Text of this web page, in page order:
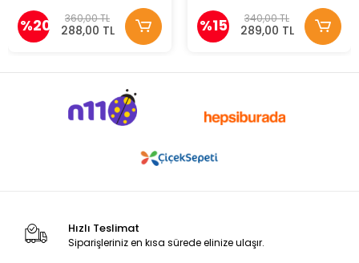
%20 360,00 TL
288,00 TL %15 340,00 TL
289,00 TL
Hızlı Teslimat
Siparişleriniz en kısa sürede elinize ulaşır.